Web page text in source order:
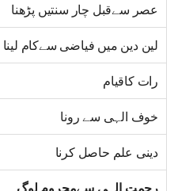
عصر سےقبل چار سنتیں پڑھنا
لین دین میں فیاضی سےکام لینا
رات کاقیام
خوف الہی سے رونا
دینی علم حاصل کرنا